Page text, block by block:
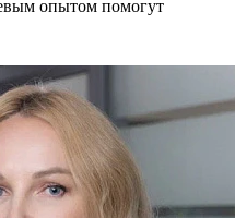
опытом помогут